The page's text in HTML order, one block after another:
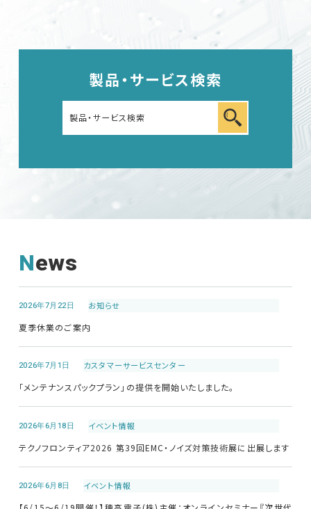
English 中文
製品・サービス検索
News
2026年7月22日 お知らせ
夏季休業のご案内
2026年7月1日 カスタマーサービスセンター
「メンテナンスパックプラン」の提供を開始いたしました。
2026年6月18日 イベント情報
テクノフロンティア2026 第39回EMC・ノイズ対策技術展に出展します
2026年6月8日 イベント情報